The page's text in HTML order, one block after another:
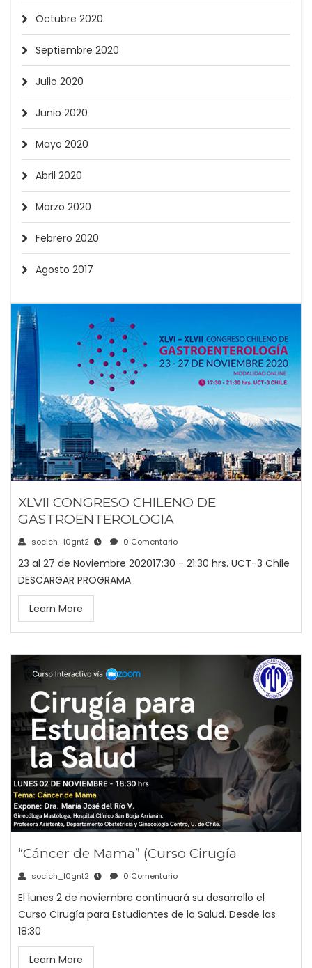
Octubre 2020
Septiembre 2020
Julio 2020
Junio 2020
Mayo 2020
Abril 2020
Marzo 2020
Febrero 2020
Agosto 2017
XLVII CONGRESO CHILENO DE
GASTROENTEROLOGIA
socich_l0gnt2 0 Comentario
23 al 27 de Noviembre 202017:30 - 21:30 hrs. UCT-3 Chile
DESCARGAR PROGRAMA
Learn More
“Cáncer de Mama” (Curso Cirugía
socich_l0gnt2 0 Comentario
El lunes 2 de noviembre continuará su desarrollo el
Curso Cirugía para Estudiantes de la Salud. Desde las
18:30
Learn More